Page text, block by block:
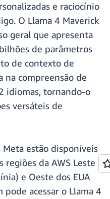
e raciocínio
O Llama 4 Maverick
geral que apresenta
de parâmetros
de contexto de
na compreensão de
idiomas, tornando-o
versáteis de
Meta estão disponíveis
regiões da AWS Leste
e Oeste dos EUA
pode acessar o Llama 4